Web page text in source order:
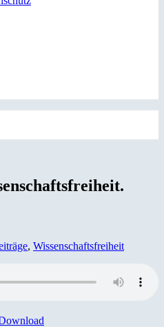
, Wissenschaftsfreiheit